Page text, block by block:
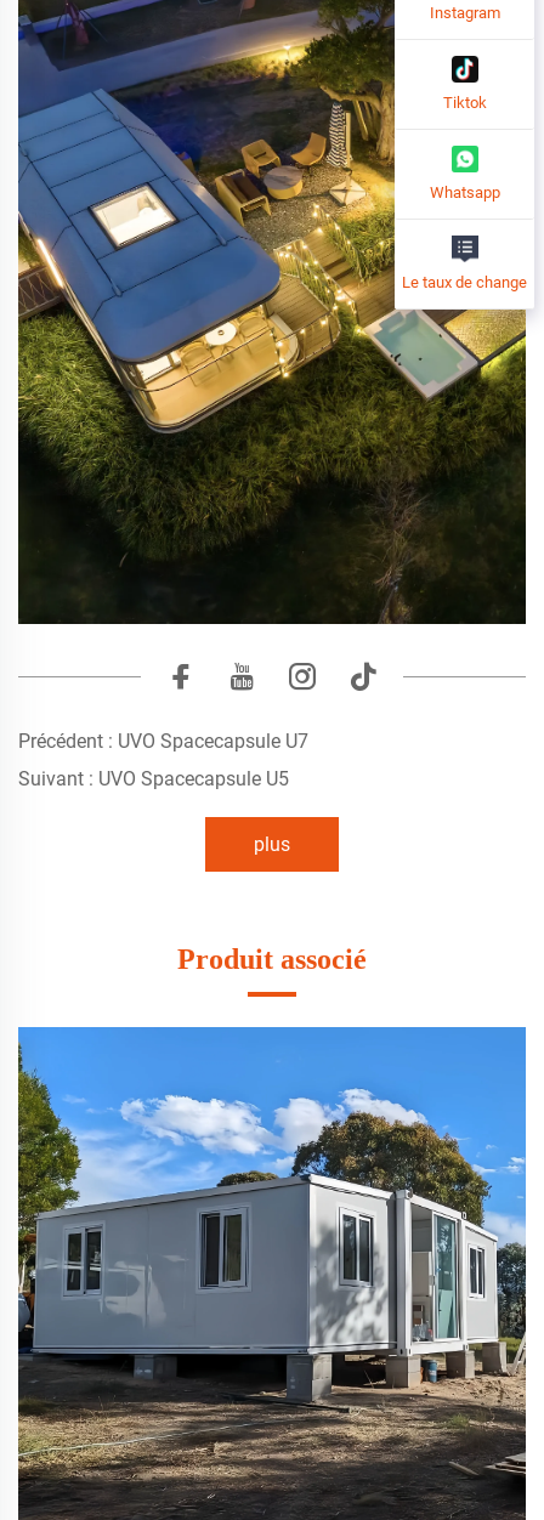
Précédent : UVO Spacecapsule U7
Suivant : UVO Spacecapsule U5
plus
Produit associé
Instagram
Tiktok
Whatsapp
Le taux de change